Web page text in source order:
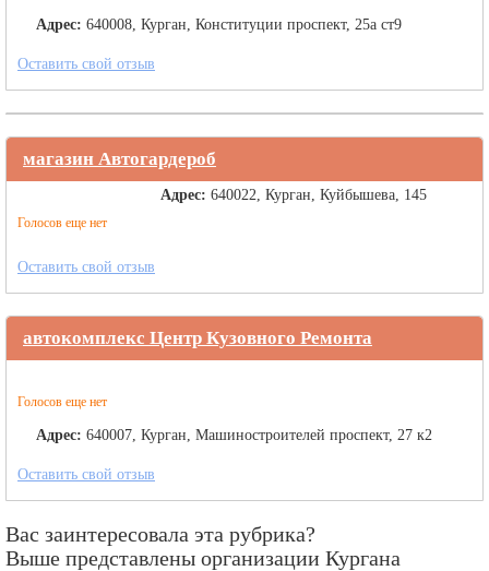
Адрес: 640008, Курган, Конституции проспект, 25а ст9
Оставить свой отзыв
магазин Автогардероб
Голосов еще нет
Адрес: 640022, Курган, Куйбышева, 145
Оставить свой отзыв
автокомплекс Центр Кузовного Ремонта
Голосов еще нет
Адрес: 640007, Курган, Машиностроителей проспект, 27 к2
Оставить свой отзыв
Вас заинтересовала эта рубрика?
Выше представлены организации Кургана